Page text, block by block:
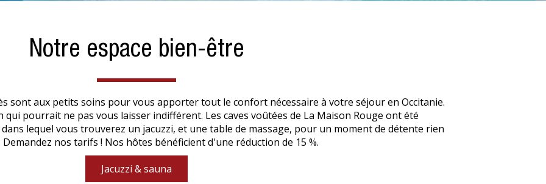
Notre espace bien-être
sont aux petits soins pour vous apporter tout le confort nécessaire à votre séjour en Occitanie.
pourrait ne pas vous laisser indifférent. Les caves voûtées de La Maison Rouge ont été
lequel vous trouverez un jacuzzi, et une table de massage, pour un moment de détente rien
Demandez nos tarifs ! Nos hôtes bénéficient d'une réduction de 15 %.
Jacuzzi & sauna